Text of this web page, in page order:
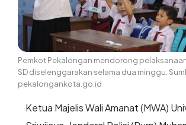
Pemkot Pekalongan mendorong
SD diselenggarakan selama dua minggu.
pekalongankota.go.id
Ketua Majelis Wali Amanat (MWA)